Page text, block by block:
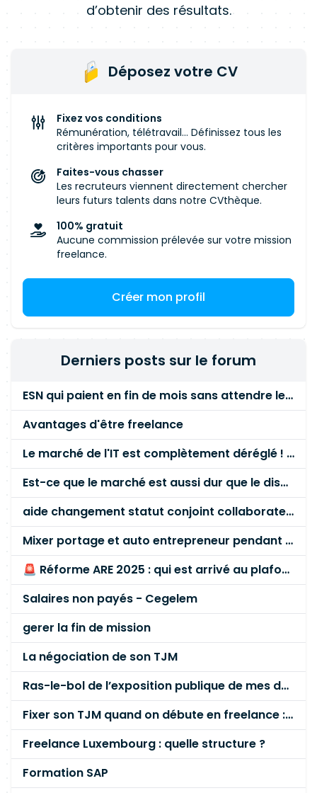
d’obtenir des résultats.
Déposez votre CV
Fixez vos conditions
Rémunération, télétravail... Définissez tous les
critères importants pour vous.
Faites-vous chasser
Les recruteurs viennent directement chercher
leurs futurs talents dans notre CVthèque.
100% gratuit
Aucune commission prélevée sur votre mission
freelance.
Créer mon profil
Derniers posts sur le forum
ESN qui paient en fin de mois sans attendre le paiement client ?
Avantages d'être freelance
Le marché de l'IT est complètement déréglé ! STOP à cette mascarade ! Il faut s'unir et résister !
Est-ce que le marché est aussi dur que le disent les commerciaux ?
aide changement statut conjoint collaborateur
Mixer portage et auto entrepreneur pendant des années - quel risque ?
🚨 Réforme ARE 2025 : qui est arrivé au plafond des 60 % en gardant son entreprise ?
Salaires non payés - Cegelem
gerer la fin de mission
La négociation de son TJM
Ras-le-bol de l’exposition publique de mes données personnelles liées à mon entreprise
Fixer son TJM quand on débute en freelance : la méthode mathématique (et pas au feeling) 🛑
Freelance Luxembourg : quelle structure ?
Formation SAP